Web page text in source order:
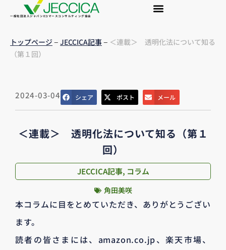
一般社団法人ジャパンEコマースコンサルティング協会
トップページ– JECCICA記事– ＜連載＞ 透明化法について知る
（第１回）
2024-03-04 シェア ポスト メール
＜連載＞ 透明化法について知る（第１
回）
JECCICA記事, コラム
角田美咲
本コラムに目をとめていただき、ありがとうござい
ます。
読者の皆さまには、amazon.co.jp、楽天市場、